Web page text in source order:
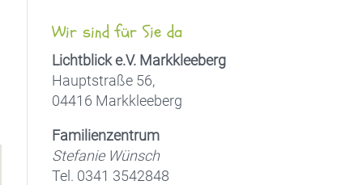
Office 365
Wir sind für Sie da
Lichtblick e.V. Markkleeberg
Hauptstraße 56,
04416 Markkleeberg
Familienzentrum
Stefanie Wünsch
Tel. 0341 3542848